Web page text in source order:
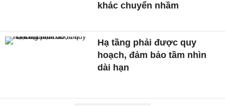
khác chuyển nhầm
Hạ tầng phải được quy
hoạch, đảm bảo tầm nhìn
dài hạn